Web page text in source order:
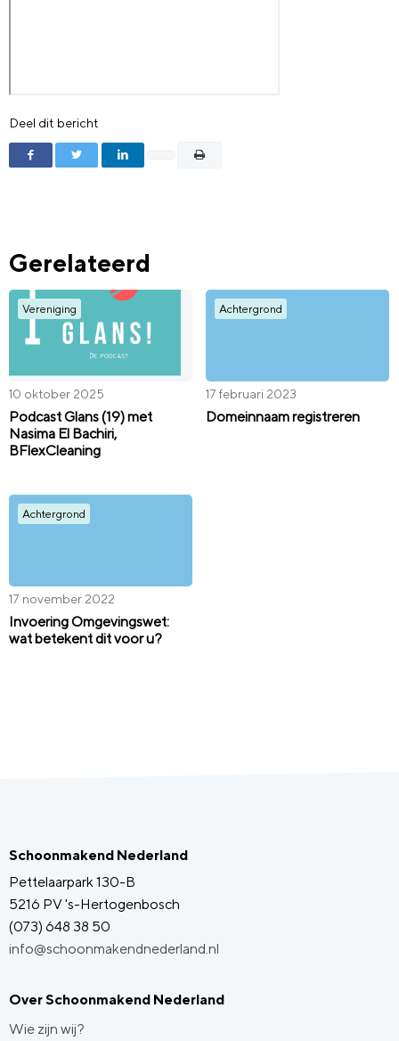
Deel dit bericht
Gerelateerd
Vereniging
10 oktober 2025
Podcast Glans (19) met
Nasima El Bachiri,
BFlexCleaning
Achtergrond
17 februari 2023
Domeinnaam registreren
Achtergrond
17 november 2022
Invoering Omgevingswet:
wat betekent dit voor u?
Schoonmakend Nederland
Pettelaarpark 130-B
5216 PV 's-Hertogenbosch
(073) 648 38 50
info@schoonmakendnederland.nl
Over Schoonmakend Nederland
Wie zijn wij?